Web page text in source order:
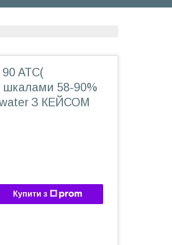
ATC(
шкалами 58-90%
water З КЕЙСОМ
Купити з